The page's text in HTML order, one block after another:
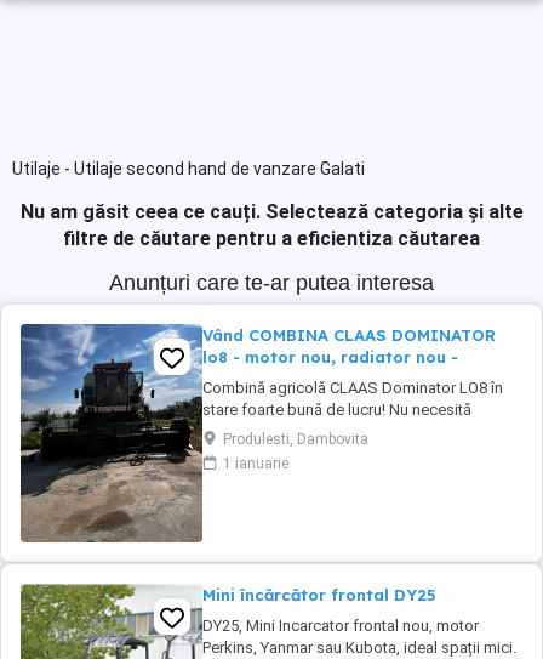
Utilaje - Utilaje second hand de vanzare Galati
Nu am găsit ceea ce cauți. Selectează categoria și alte
filtre de căutare pentru a eficientiza căutarea
Anunțuri care te-ar putea interesa
Vând COMBINA CLAAS DOMINATOR
lo8 - motor nou, radiator nou -
Combină agricolă CLAAS Dominator LO8 în
stare foarte bună de lucru! Nu necesită
investiții majore pornește și lucrează imediat!
CLAAS Dominator LO8 combină robustă,
fiabilă Heder cereale (seria 287968) Heder
Produlesti, Dambovita
1 ianuarie
Mini încărcător frontal DY25
DY25, Mini Incarcator frontal nou, motor
Perkins, Yanmar sau Kubota, ideal spații mici.